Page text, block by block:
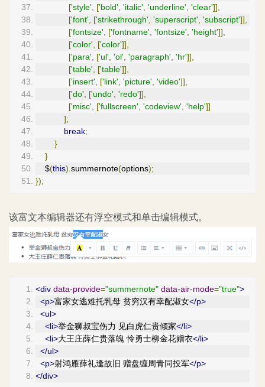
['style' ['bold' 'italic' 'underline' 'clear']],
['font' ['strikethrough' 'superscript' 'subscript']],
['fontsize' ['fontname' 'fontsize' 'height']],
['color' ['color']],
['para' ['ul' 'ol' 'paragraph' 'hr']],
['table' ['table']],
['insert' ['link' 'picture' 'video']],
['do' ['undo' 'redo']],
['misc' ['fullscreen' 'codeview' 'help']]
];
break;
}
}
    $
(this). summernote(options);
});
该富文本编辑器还有浮空模式和单击编辑模式。
<div data-provide="summernote" data-air-mode="true">
<p>富家女逃难托乳母 贫穷汉有幸配淑女</p>
<ul>
<li>举金狮叔宝伤力 见白虎仁贵倾家</li>
<li>大王庄薛仁贵落魄 怜勇士柳金花赠衣</li>
</ul>
<p>射鸿雁薛礼逢故旧 赠盘缠周青同投军</p>
</div>